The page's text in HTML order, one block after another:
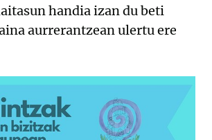
handia izan du beti
aurrerantzean ulertu ere